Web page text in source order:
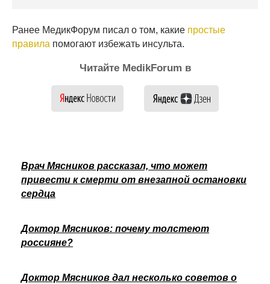
Ранее МедикФорум писал о том, какие простые
правила помогают избежать инсульта.
Читайте MedikForum в
Врач Мясников рассказал, что может
привести к смерти от внезапной остановки
сердца
Доктор Мясников: почему толстеют
россияне?
Доктор Мясников дал несколько советов о